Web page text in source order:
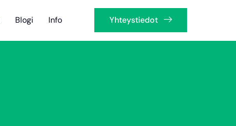
Blogi Info Yhteystiedot